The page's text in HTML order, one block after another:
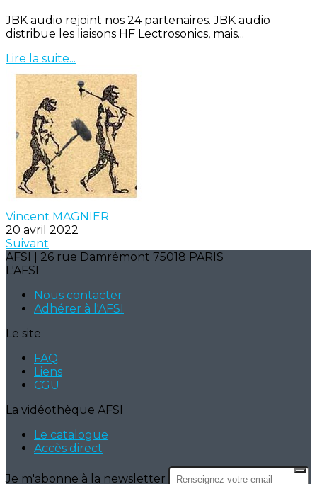
JBK audio rejoint nos 24 partenaires. JBK audio
distribue les liaisons HF Lectrosonics, mais...
Lire la suite...
Vincent MAGNIER
20 avril 2022
Suivant
AFSI | 26 rue Damrémont 75018 PARIS
L'AFSI
Nous contacter
Adhérer à l'AFSI
Le site
FAQ
Liens
CGU
La vidéothèque AFSI
Le catalogue
Accès direct
Je m'abonne à la newsletter